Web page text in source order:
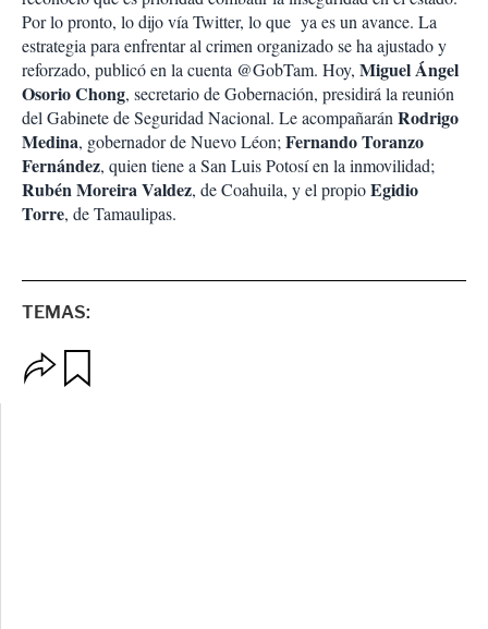
Por lo pronto, lo dijo vía Twitter, lo que ya es un avance. La
estrategia para enfrentar al crimen organizado se ha ajustado y
reforzado, publicó en la cuenta @GobTam. Hoy, Miguel Ángel
Osorio Chong, secretario de Gobernación, presidirá la reunión
del Gabinete de Seguridad Nacional. Le acompañarán Rodrigo
Medina, gobernador de Nuevo Léon; Fernando Toranzo
Fernández, quien tiene a San Luis Potosí en la inmovilidad;
Rubén Moreira Valdez, de Coahuila, y el propioEgidio
Torre, de Tamaulipas.
TEMAS:
p